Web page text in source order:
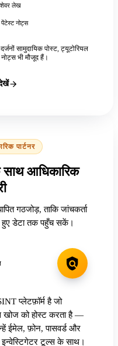
लेख
पेंटेस्ट नोट्स
सामुदायिक पोस्ट, ट्यूटोरियल
भी मौजूद हैं।
पार्टनर
आधिकारिक
गठजोड़, ताकि जांचकर्ता
डेटा तक पहुँच सकें।
प्लेटफ़ॉर्म है जो
खोज को होस्ट करता है —
ईमेल, फ़ोन, पासवर्ड और
टूल्स के साथ।